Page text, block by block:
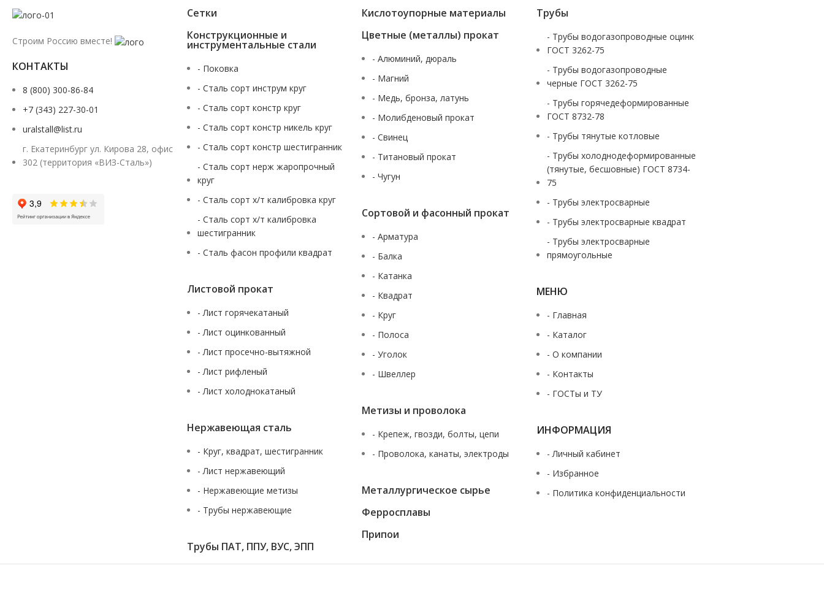
Строим Россию вместе!
КОНТАКТЫ
8 (800) 300-86-84
+7 (343) 227-30-01
uralstall@list.ru
г. Екатеринбург ул. Кирова 28, офис
302 (территория «ВИЗ-Сталь»)
Сетки
Конструкционные и
инструментальные стали
- Поковка
- Сталь сорт инструм круг
- Сталь сорт констр круг
- Сталь сорт констр никель круг
- Сталь сорт констр шестигранник
- Сталь сорт нерж жаропрочный
круг
- Сталь сорт х/т калибровка круг
- Сталь сорт х/т калибровка
шестигранник
- Сталь фасон профили квадрат
Листовой прокат
- Лист горячекатаный
- Лист оцинкованный
- Лист просечно-вытяжной
- Лист рифленый
- Лист холоднокатаный
Нержавеющая сталь
- Круг, квадрат, шестигранник
- Лист нержавеющий
- Нержавеющие метизы
- Трубы нержавеющие
Трубы ПАТ, ППУ, ВУС, ЭПП
Кислотоупорные материалы
Цветные (металлы) прокат
- Алюминий, дюраль
- Магний
- Медь, бронза, латунь
- Молибденовый прокат
- Свинец
- Титановый прокат
- Чугун
Сортовой и фасонный прокат
- Арматура
- Балка
- Катанка
- Квадрат
- Круг
- Полоса
- Уголок
- Швеллер
Метизы и проволока
- Крепеж, гвозди, болты, цепи
- Проволока, канаты, электроды
Металлургическое сырье
Ферросплавы
Припои
Трубы
- Трубы водогазопроводные оцинк
ГОСТ 3262-75
- Трубы водогазопроводные
черные ГОСТ 3262-75
- Трубы горячедеформированные
ГОСТ 8732-78
- Трубы тянутые котловые
- Трубы холоднодеформированные
(тянутые, бесшовные) ГОСТ 8734-
75
- Трубы электросварные
- Трубы электросварные квадрат
- Трубы электросварные
прямоугольные
МЕНЮ
- Главная
- Каталог
- О компании
- Контакты
- ГОСТы и ТУ
ИНФОРМАЦИЯ
- Личный кабинет
- Избранное
- Политика конфиденциальности